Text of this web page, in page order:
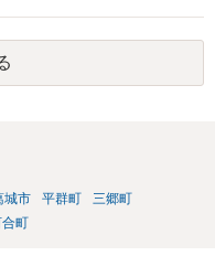
すが、遺産全体での保険金
保険金が掛け金の額と同様
対象となる可能性がありま
ったかどうか、そのとき父
城市 平群町
三郷町
町